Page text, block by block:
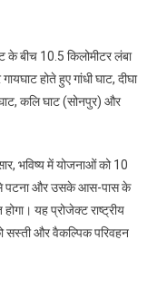
के बीच 10.5 किलोमीटर लंबा
होते हुए गांधी घाट, दीघा
घाट, कलि घाट (सोनपुर) और
भविष्य में योजनाओं को 10
पटना और उसके आस-पास के
यह प्रोजेक्ट राष्ट्रीय
सस्ती और वैकल्पिक परिवहन